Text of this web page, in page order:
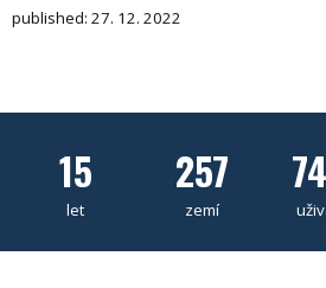
published: 27. 12. 2022
15
let
257
zemí